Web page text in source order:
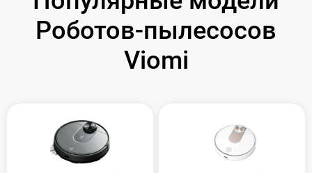
Роботов-пылесосов
Viomi